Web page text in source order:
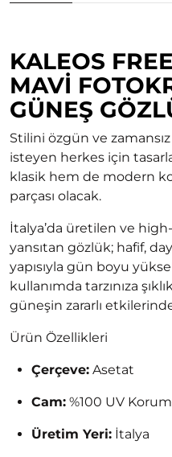
KALEOS
MAVI
GÜNEŞ
Stilini özgün ve
isteyen herkes için
klasik hem de modern
parçası olacak.
İtalya’da üretilen ve
yansıtan gözlük; hafif,
yapısıyla gün boyu
kullanımda tarzınıza
güneşin zararlı
Ürün Özellikleri
Çerçeve: Asetat
Cam: %100 UV
Üretim Yeri: İtalya